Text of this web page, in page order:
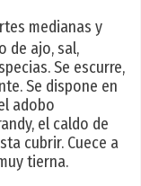
medianas y
de ajo, sal,
Se escurre,
Se dispone en
adobo
el caldo de
cubrir. Cuece a
tierna.